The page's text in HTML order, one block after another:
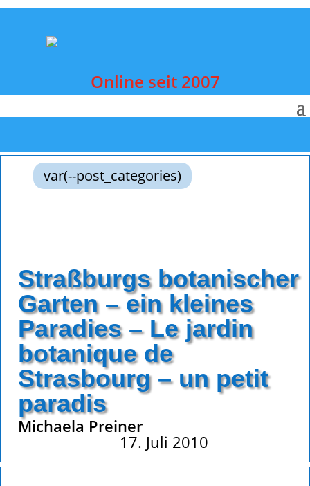
Online seit 2007
var(--post_categories)
Straßburgs botanischer
Garten – ein kleines
Paradies – Le jardin
botanique de
Strasbourg – un petit
paradis
Michaela Preiner
17. Juli 2010